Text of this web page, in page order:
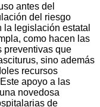
antes del
del riesgo
la legislación estatal
como hacen las
preventivas que
sino además
recursos
apoyo a las
novedosa
de